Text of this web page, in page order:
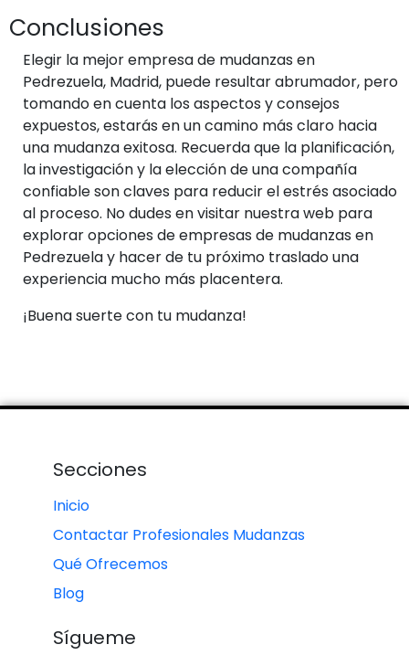
Conclusiones
Elegir la mejor empresa de mudanzas en
Pedrezuela, Madrid, puede resultar abrumador, pero
tomando en cuenta los aspectos y consejos
expuestos, estarás en un camino más claro hacia
una mudanza exitosa. Recuerda que la planificación,
la investigación y la elección de una compañía
confiable son claves para reducir el estrés asociado
al proceso. No dudes en visitar nuestra web para
explorar opciones de empresas de mudanzas en
Pedrezuela y hacer de tu próximo traslado una
experiencia mucho más placentera.
¡Buena suerte con tu mudanza!
Secciones
Inicio
Contactar Profesionales Mudanzas
Qué Ofrecemos
Blog
Sígueme